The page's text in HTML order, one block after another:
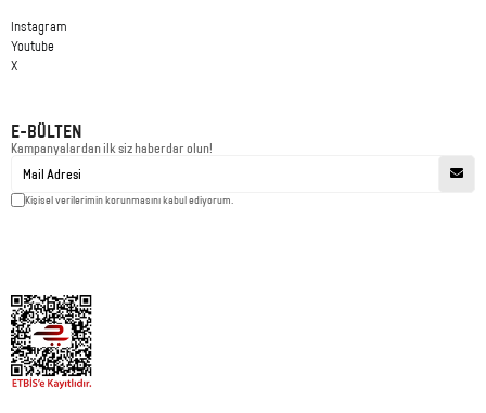
Instagram
Youtube
X
E-BÜLTEN
Kampanyalardan ilk siz haberdar olun!
Kişisel verilerimin korunmasını kabul ediyorum.